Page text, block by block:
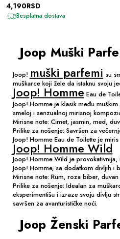
4,190RSD
Besplatna dostava
Joop Muški
Joop! muški parfemi su
muškarce koji žele da istaknu svoju
Joop! Homme Eau de
Joop! Homme je klasik među
smeloj i senzualnoj mirisnoj
Mirisne note: Cimet, jasmin, med,
Prilike za nošenje: Savršen za
Joop! Homme Eau de Toilette je
Joop! Homme Wild
Joop! Homme Wild je
Joop! Homme, sa dodatkom divljih i
Mirisne note: Rum, roza biber,
Prilike za nošenje: Idealan za
eksperimentišu i izraze svoju divlju
savršen za avanturističke noći.
Joop Ženski